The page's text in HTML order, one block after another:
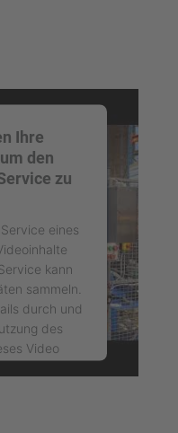
Ihre
den
zu
eines
kann
sammeln.
durch und
des
Video